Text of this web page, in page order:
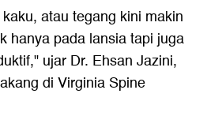
atau tegang kini makin
hanya pada lansia tapi juga
ujar Dr. Ehsan Jazini,
di Virginia Spine